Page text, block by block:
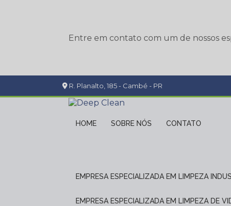
Entre em contato com um de nossos
R. Planalto, 185 - Cambé - PR
HOME SOBRE NÓS CONTATO
EMPRESA ESPECIALIZADA EM LIMPEZA
EMPRESA ESPECIALIZADA EM LIMPEZA DE